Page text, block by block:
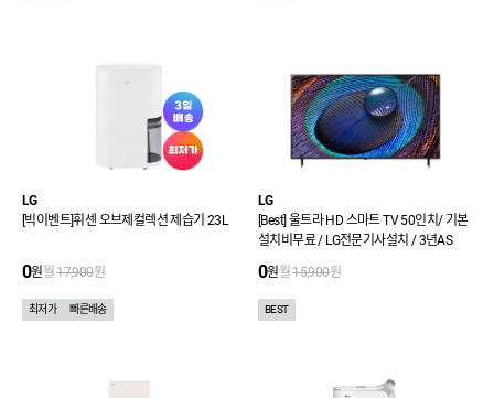
LG
[빅이벤트]휘센 오브제컬렉션 제습기 23L
0원월17,900원
최저가 빠른배송
LG
[Best] 울트라 HD 스마트 TV 50인치/ 기본
설치비무료 / LG전문기사설치 / 3년AS
0원월15,900원
BEST